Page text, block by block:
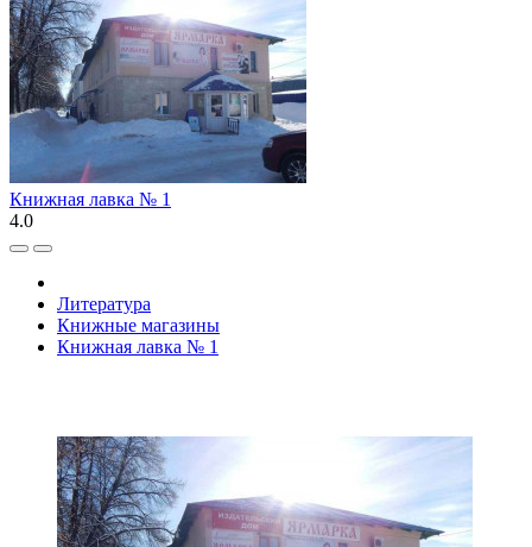
Книжная лавка № 1
4.0
Литература
Книжные магазины
Книжная лавка № 1